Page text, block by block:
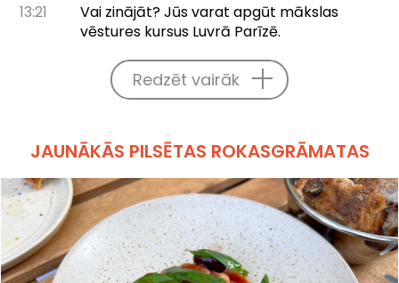
13:21
Vai zinājāt? Jūs varat apgūt mākslas
vēstures kursus Luvrā Parīzē.
Redzēt vairāk
JAUNĀKĀS PILSĒTAS ROKASGRĀMATAS